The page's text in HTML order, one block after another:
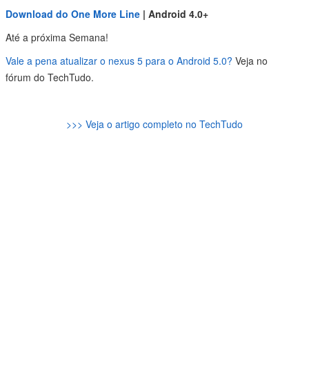
Download do One More Line | Android 4.0+
Até a próxima Semana!
Vale a pena atualizar o nexus 5 para o Android 5.0? Veja no
fórum do TechTudo.
>>> Veja o artigo completo no TechTudo